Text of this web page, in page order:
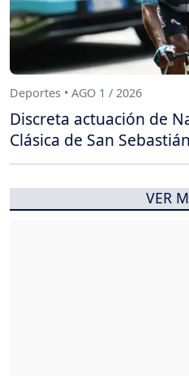
Deportes • AGO 1 / 2026
Discreta actuación de
Clásica de San Sebastián
VER